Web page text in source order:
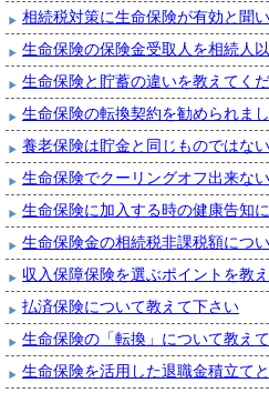
相続税対策に生命保険が有効と聞
生命保険の保険金受取人を相続人
生命保険と貯蓄の違いを教えてく
生命保険の転換契約を勧められま
養老保険は貯金と同じものではな
生命保険でクーリングオフ出来な
生命保険に加入する時の健康告知
生命保険金の相続税非課税額につ
収入保障保険を選ぶポイントを教
払済保険について教えて下さい
生命保険の「転換」について教え
生命保険を活用した退職金積立て